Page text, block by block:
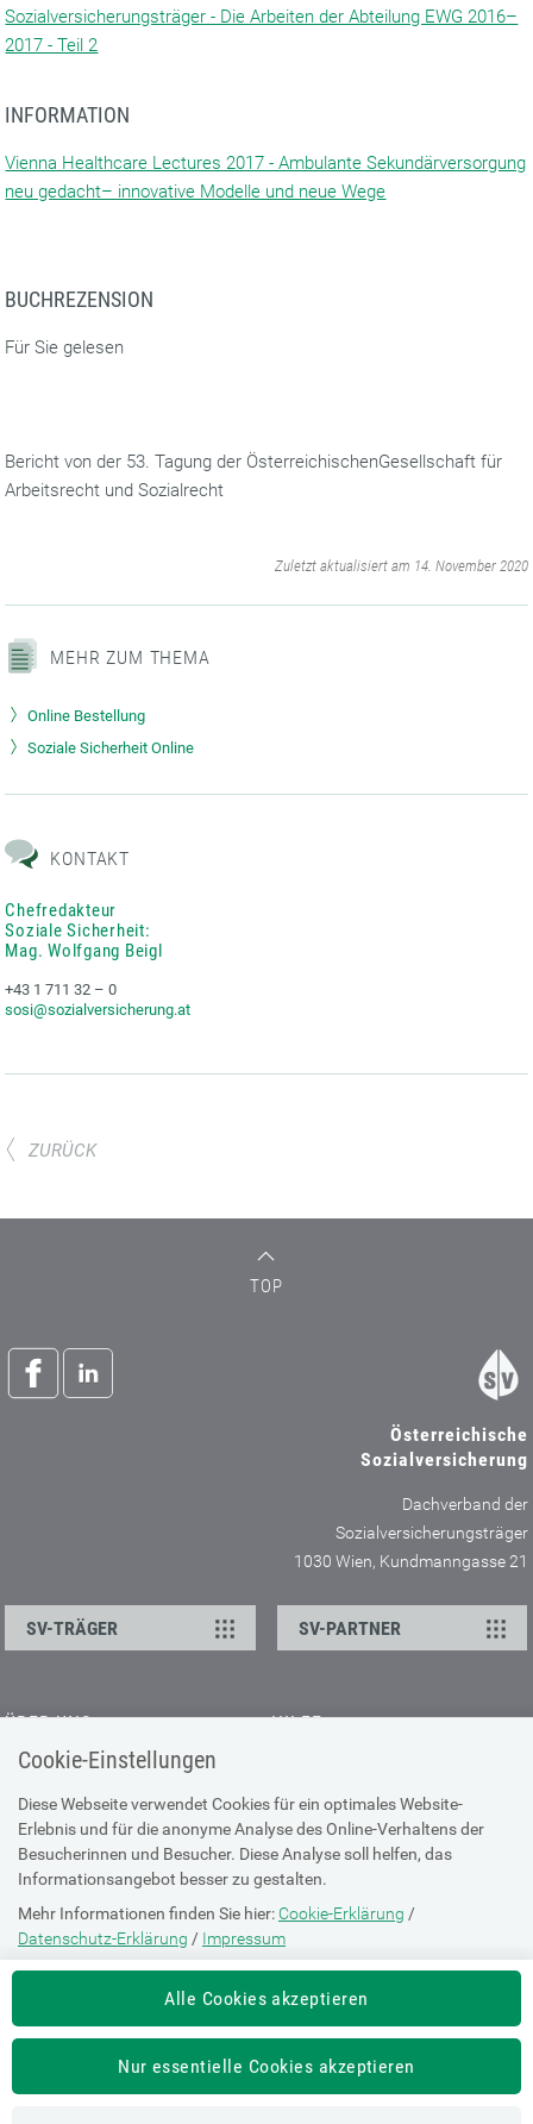
Cookie-Einstellungen
Diese Webseite verwendet Cookies für ein optimales Website-
Erlebnis und für die anonyme Analyse des Online-Verhaltens der
Besucherinnen und Besucher. Diese Analyse soll helfen, das
Informationsangebot besser zu gestalten.
Mehr Informationen finden Sie hier: Cookie-Erklärung /
Datenschutz-Erklärung / Impressum
Die Einstellung können Sie jederzeit auf der Seite "Cookie-Erklärung"
Alle Cookies akzeptieren
Nur essentielle Cookies akzeptieren
Sozialversicherungsträger - Die Arbeiten der Abteilung EWG 2016–
2017 - Teil 2
INFORMATION
Vienna Healthcare Lectures 2017 - Ambulante Sekundärversorgung
neu gedacht– innovative Modelle und neue Wege
BUCHREZENSION
Für Sie gelesen
Bericht von der 53. Tagung der ÖsterreichischenGesellschaft für
Arbeitsrecht und Sozialrecht
Zuletzt aktualisiert am 14. November 2020
MEHR ZUM THEMA
Online Bestellung
Soziale Sicherheit Online
KONTAKT
Chefredakteur
Soziale Sicherheit:
Mag. Wolfgang Beigl
+43 1 711 32 – 0
sosi@sozialversicherung.at
ZURÜCK
TOP
Österreichische
Sozialversicherung
Dachverband der
Sozialversicherungsträger
1030 Wien, Kundmanngasse 21
SV-TRÄGER SV-PARTNER
ÜBER UNS
Kontakt
Offene Stellen
Presse
HILFE
Browser-Info & Sicherheit
Hilfe zur Suche
Technische Unterstützung
DATENSCHUTZ
Cookie-Erklärung
Datenschutz-Erklärung
Impressum
Nutzungsbestimmungen